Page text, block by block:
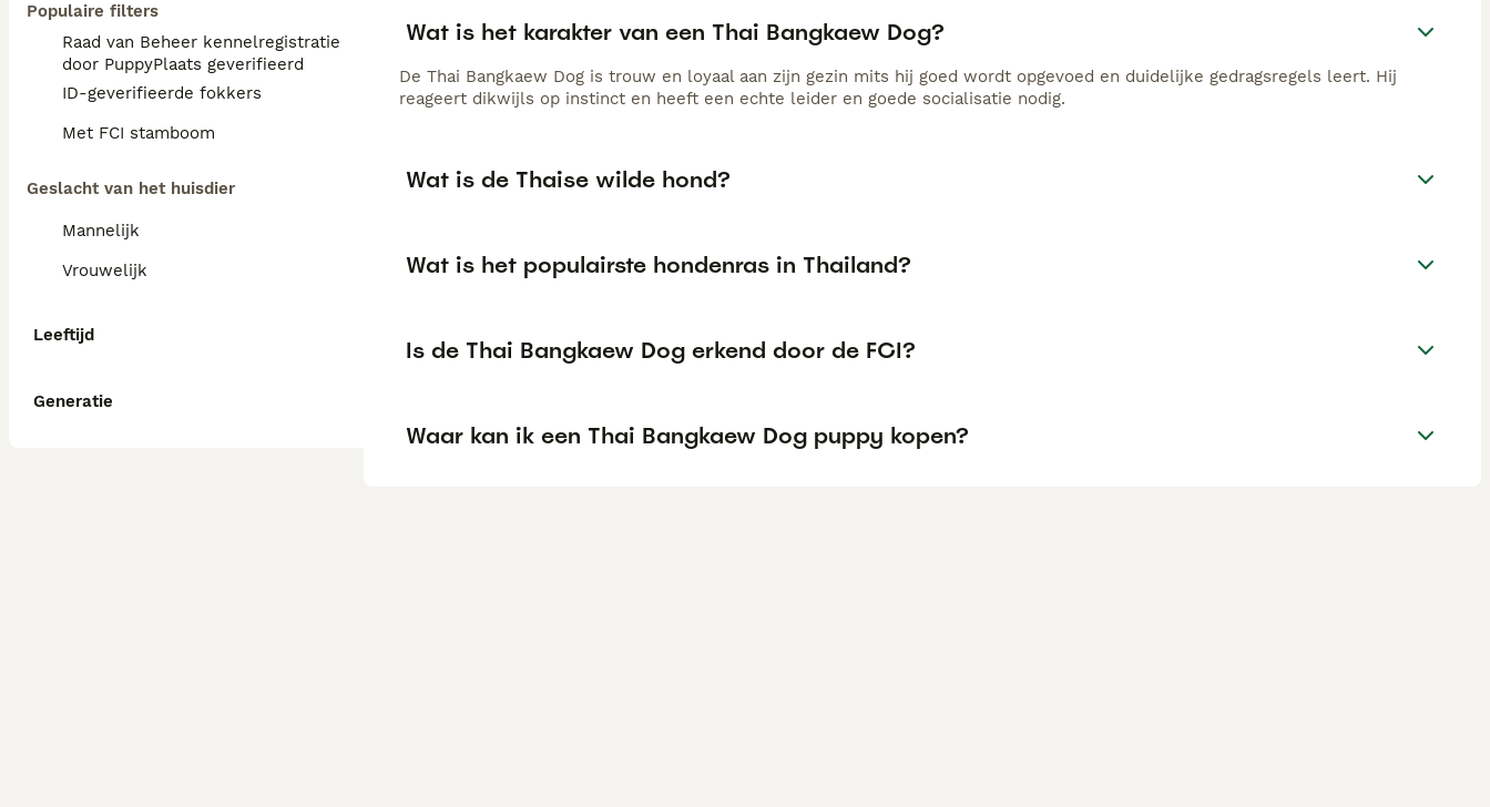
Populaire filters
Raad van Beheer kennelregistratie
door PuppyPlaats geverifieerd
ID-geverifieerde fokkers
Met FCI stamboom
Geslacht van het huisdier
Mannelijk
Vrouwelijk
Leeftijd
Generatie
Wat is het karakter van een Thai Bangkaew Dog?
De Thai Bangkaew Dog is trouw en loyaal aan zijn gezin mits hij goed wordt opgevoed en duidelijke gedragsregels leert. Hij
reageert dikwijls op instinct en heeft een echte leider en goede socialisatie nodig.
Wat is de Thaise wilde hond?
Wat is het populairste hondenras in Thailand?
Is de Thai Bangkaew Dog erkend door de FCI?
Waar kan ik een Thai Bangkaew Dog puppy kopen?